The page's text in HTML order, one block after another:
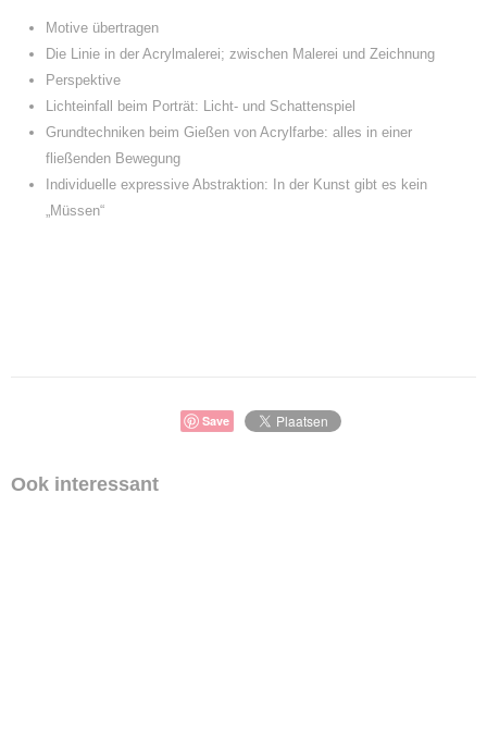
Motive übertragen
Die Linie in der Acrylmalerei; zwischen Malerei und Zeichnung
Perspektive
Lichteinfall beim Porträt: Licht- und Schattenspiel
Grundtechniken beim Gießen von Acrylfarbe: alles in einer
fließenden Bewegung
Individuelle expressive Abstraktion: In der Kunst gibt es kein
„Müssen“
Save
Ook interessant